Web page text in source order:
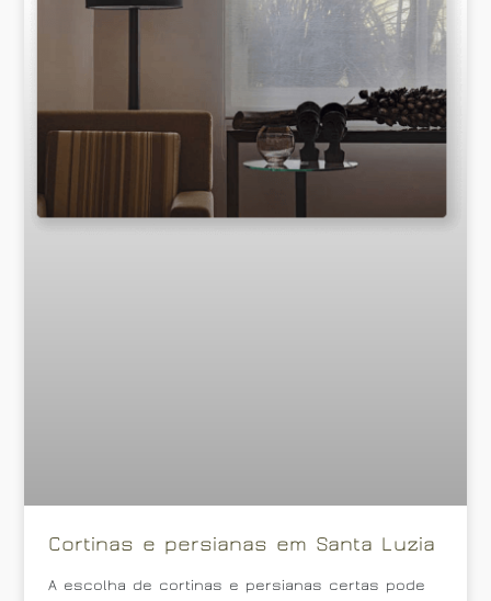
Cortinas e persianas em Santa Luzia
A escolha de cortinas e persianas certas pode